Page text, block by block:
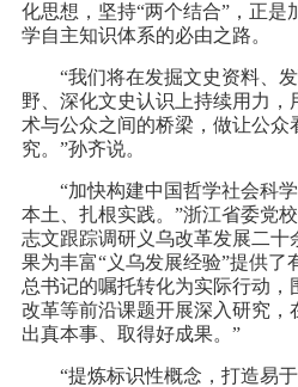
化思想，坚持“两个结合”，正是
学自主知识体系的必由之路。
“我们将在发掘文史资料、
野、深化文史认识上持续用力，
术与公众之间的桥梁，做让公众
究。”孙齐说。
“加快构建中国哲学社会科
本土、扎根实践。”浙江省委党
志文跟踪调研义乌改革发展二十
果为丰富“义乌发展经验”提供了
总书记的嘱托转化为实际行动，
改革等前沿课题开展深入研究，
出真本事、取得好成果。”
“提炼标识性概念，打造易